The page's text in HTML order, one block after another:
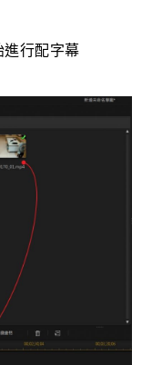
行配字幕